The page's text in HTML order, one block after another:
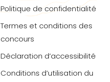
Politique de confidentialité
Termes et conditions des
concours
Déclaration d’accessibilité
Conditions d’utilisation du